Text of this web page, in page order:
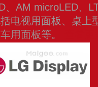
、AM microLED、
电视用面板、桌上
用面板等。